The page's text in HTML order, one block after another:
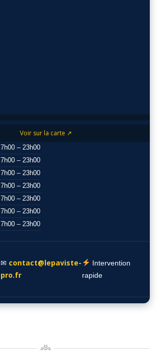
Voir sur la carte ↗
7h00 – 23h00
7h00 – 23h00
7h00 – 23h00
7h00 – 23h00
7h00 – 23h00
7h00 – 23h00
7h00 – 23h00
✉ contact@lepaviste-
pro.fr
Intervention
rapide